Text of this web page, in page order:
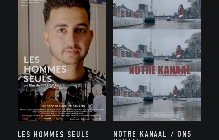
LES HOMMES SEULS
NOTRE KANAAL / ONS